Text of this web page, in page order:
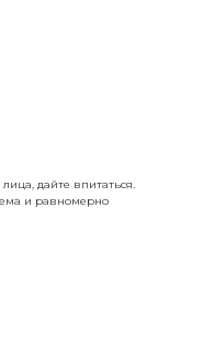
дайте впитаться.
и равномерно